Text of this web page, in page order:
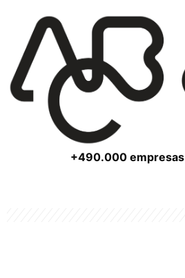
+490.000 empresas